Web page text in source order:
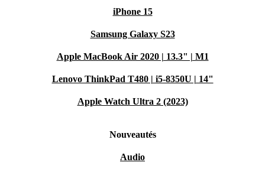
iPhone 15
Samsung Galaxy S23
Apple MacBook Air 2020 | 13.3" | M1
Lenovo ThinkPad T480 | i5-8350U | 14"
Apple Watch Ultra 2 (2023)
Nouveautés
Audio